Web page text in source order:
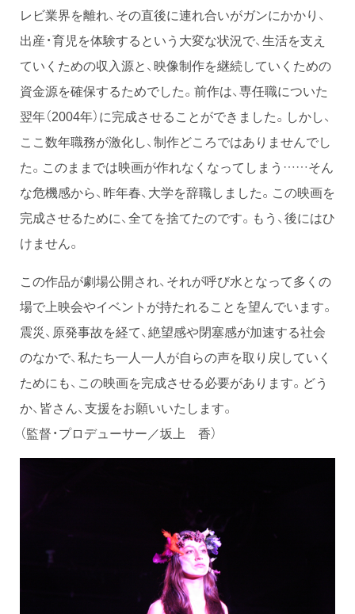
レビ業界を離れ、その直後に連れ合いがガンにかかり、
出産・育児を体験するという大変な状況で、生活を支え
ていくための収入源と、映像制作を継続していくための
資金源を確保するためでした。前作は、専任職についた
翌年（2004年）に完成させることができました。しかし、
ここ数年職務が激化し、制作どころではありませんでし
た。このままでは映画が作れなくなってしまう……そん
な危機感から、昨年春、大学を辞職しました。この映画を
完成させるために、全てを捨てたのです。もう、後にはひ
けません。
この作品が劇場公開され、それが呼び水となって多くの
場で上映会やイベントが持たれることを望んでいます。
震災、原発事故を経て、絶望感や閉塞感が加速する社会
のなかで、私たち一人一人が自らの声を取り戻していく
ためにも、この映画を完成させる必要があります。どう
か、皆さん、支援をお願いいたします。
（監督・プロデューサー／坂上 香）